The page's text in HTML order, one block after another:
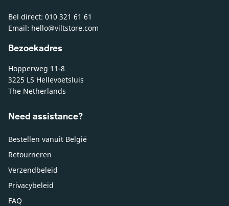
Bel direct: 010 321 61 61
Email: hello@viltstore.com
Bezoekadres
Hopperweg 11-8
3225 LS Hellevoetsluis
The Netherlands
Need assistance?
Bestellen vanuit België
Retourneren
Verzendbeleid
Privacybeleid
FAQ